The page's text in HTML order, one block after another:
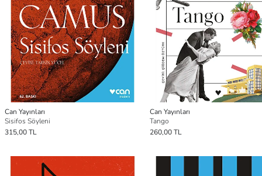
Can Yayınları
Sisifos Söyleni
315,00 TL
Can Yayınları
Tango
260,00 TL